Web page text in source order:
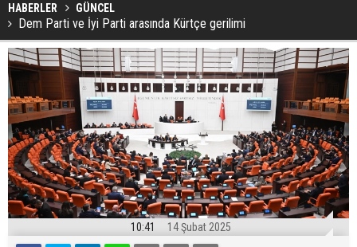
HABERLER GÜNCEL
Dem Parti ve İyi Parti arasında Kürtçe gerilimi
10:41 14 Şubat 2025